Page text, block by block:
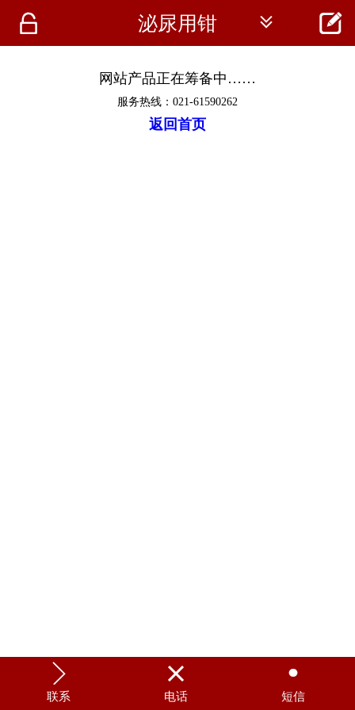
 首页
 泌尿用钳  
网站产品正在筹备中……
服务热线：021-61590262
返回首页

联系

电话

短信